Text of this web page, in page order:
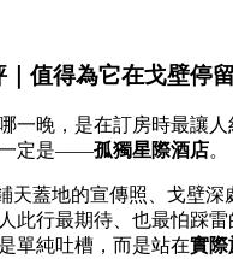
值得為它在戈壁停
一晚，是在訂房時最讓
一定是——孤獨星際酒店。
天蓋地的宣傳照、戈壁深
此行最期待、也最怕踩
單純吐槽，而是站在實際